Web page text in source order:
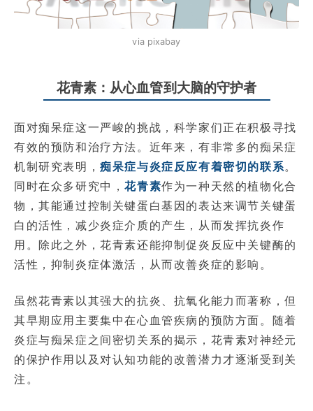
via pixabay
花青素：从心血管到大脑的守护者
面对痴呆症这一严峻的挑战，科学家们正在积极寻找
有效的预防和治疗方法。近年来，有非常多的痴呆症
机制研究表明，痴呆症与炎症反应有着密切的联系。
同时在众多研究中，花青素作为一种天然的植物化合
物，其能通过控制关键蛋白基因的表达来调节关键蛋
白的活性，减少炎症介质的产生，从而发挥抗炎作
用。除此之外，花青素还能抑制促炎反应中关键酶的
活性，抑制炎症体激活，从而改善炎症的影响。
虽然花青素以其强大的抗炎、抗氧化能力而著称，但
其早期应用主要集中在心血管疾病的预防方面。随着
炎症与痴呆症之间密切关系的揭示，花青素对神经元
的保护作用以及对认知功能的改善潜力才逐渐受到关
注。